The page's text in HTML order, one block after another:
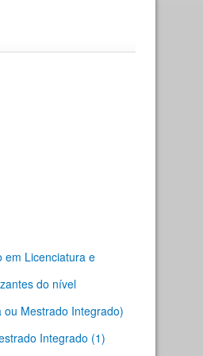
em Licenciatura e
do nível
ou Mestrado Integrado)
Integrado (1)